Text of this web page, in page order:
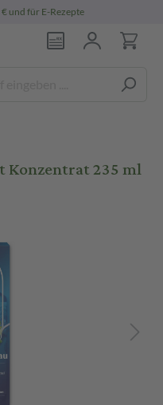
€ und für E-Rezepte
Konzentrat 235 ml